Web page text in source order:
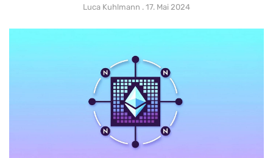
Luca Kuhlmann 17. Mai 2024